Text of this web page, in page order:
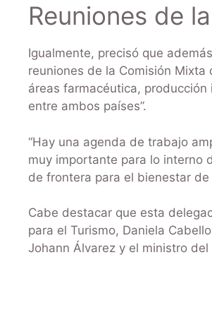
Reuniones de
Igualmente, precisó que
reuniones de la Comisión
áreas farmacéutica,
entre ambos países”.
“Hay una agenda de trabajo
muy importante para lo interno
de frontera para el bienestar
Cabe destacar que esta
para el Turismo, Daniela
Johann Álvarez y el ministro